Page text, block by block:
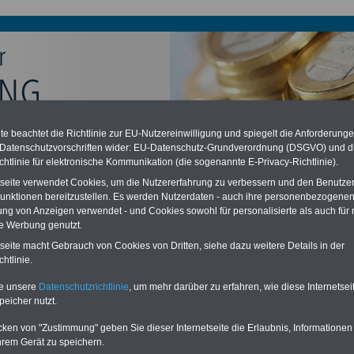
auch für Ruhestandsbeamte (zu geringe Alimentation)
hat die Berliner Landesbesoldung für verfassungs-
(Berlin muss bisMärz 2027 eine Neuregelung der Besoldung
Auch beim Bund (Beamte & Ruhestandsbeamte) gibt es teilweise
(Medienberichten zufolge liegt diese für alle (!) Beamte
mind.3.000 und 13.000 Euro, Der INFO-SERVICE gibt hierzu eine
heraus, die unmittelbar nach dem Beschluss des Gesetzentwurfs der
vorgelegt wird (im II. Quartal.2026 >>>
.
Wahlbeamte
Zehn OnlineBücher & eBooks für den Öffentlichen Dienst oder
zum Komplettpreis von 15 Euro im Jahr -
beachtet die Richtlinie zur EU-Nutzereinwilligung und spiegelt die
wider: EU-Datenschutz-Grundverordnung (DSGVO) und
für elektronische Kommunikation (die sogenannte E-Privacy-Richtlinie).
verwendet Cookies, um die Nutzererfahrung zu verbessern und den
bereitzustellen. Es werden Nutzerdaten - auch ihre
von Anzeigen verwendet - und Cookies sowohl für personalisierte als auch für
Werbung genutzt.
macht Gebrauch von Cookies von Dritten, siehe dazu weitere Details in der
unsere Datenschutzrichtlinie, um mehr darüber zu erfahren, wie diese
nutzt.
von "Zustimmung" geben Sie dieser Internetseite die Erlaubnis,
Gerät zu speichern.